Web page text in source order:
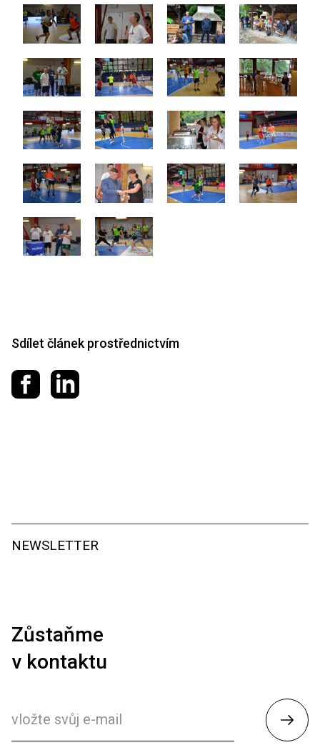
Sdílet článek prostřednictvím
Sdílet na Facebooku
Sdílet na LinkedIn
NEWSLETTER
Zůstaňme
v kontaktu